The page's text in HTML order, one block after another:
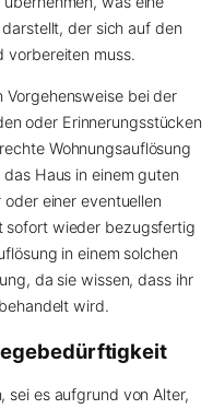
der sich auf den
vorbereiten muss.
Vorgehensweise bei der
oder Erinnerungsstücken
Wohnungsauflösung
Haus in einem guten
einer eventuellen
sofort wieder bezugsfertig
in einem solchen
da sie wissen, dass ihr
wird.
sei es aufgrund von Alter,